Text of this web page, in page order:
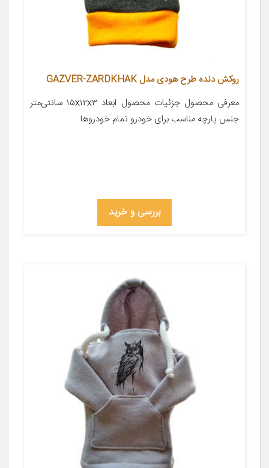
روکش دنده طرح هودی مدل GAZVER-ZARDKHAK
معرفی محصول جزئیات محصول ابعاد ۱۵x۱۲x۳ سانتی‌متر
جنس پارچه مناسب برای خودرو تمام خودروها
بررسی و خرید